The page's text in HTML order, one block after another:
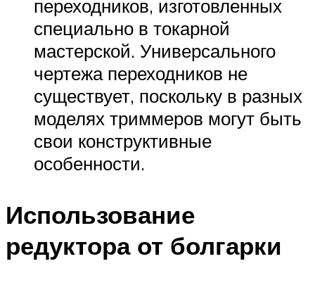
переходников, изготовленных
специально в токарной
мастерской. Универсального
чертежа переходников не
существует, поскольку в разных
моделях триммеров могут быть
свои конструктивные
особенности.
Использование
редуктора от болгарки